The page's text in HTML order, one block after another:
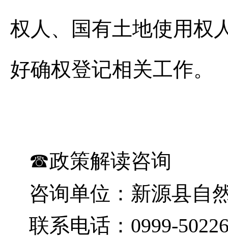
权人、国有土地使用权
好确权登记相关工作。
☎政策解读咨询
咨询单位：新源县自
联系电话：0999-